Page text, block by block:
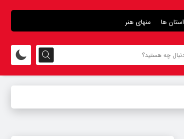
استان ها منهای هنر